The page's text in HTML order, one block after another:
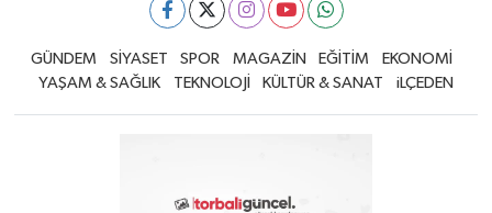
GÜNDEM SİYASET SPOR MAGAZİN EĞİTİM
EKONOMİ
YAŞAM & SAĞLIK
TEKNOLOJİ KÜLTÜR & SANAT iLÇEDEN